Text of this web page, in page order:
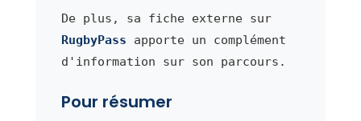
De plus, sa fiche externe sur
RugbyPass apporte un complément
d'information sur son parcours.
Pour résumer